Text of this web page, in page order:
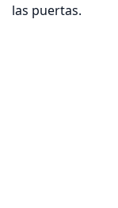
las puertas.